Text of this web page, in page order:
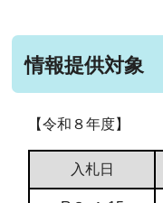
情報提供対象
【令和８年度】
入札日